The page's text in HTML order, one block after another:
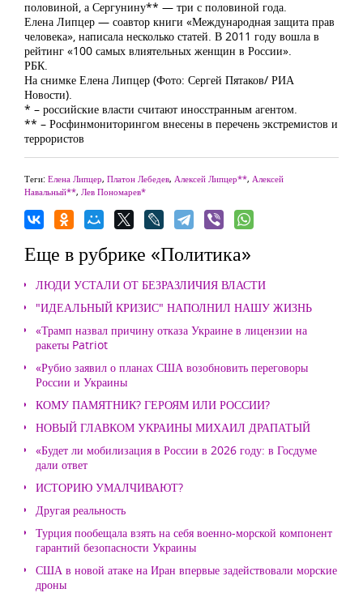
половиной, а Сергунину** — три с половиной года.
Елена Липцер — соавтор книги «Международная защита прав
человека», написала несколько статей. В 2011 году вошла в
рейтинг «100 самых влиятельных женщин в России».
РБК.
На снимке Елена Липцер (Фото: Сергей Пятаков/ РИА
Новости).
* – российские власти считают иносстранным агентом.
** – Росфинмониторингом внесены в перечень экстремистов и
террористов
Теги: Елена Липцер, Платон Лебедев, Алексей Липцер**, Алексей
Навальный**, Лев Пономарев*
Еще в рубрике «Политика»
ЛЮДИ УСТАЛИ ОТ БЕЗРАЗЛИЧИЯ ВЛАСТИ
"ИДЕАЛЬНЫЙ КРИЗИС" НАПОЛНИЛ НАШУ ЖИЗНЬ
«Трамп назвал причину отказа Украине в лицензии на
ракеты Patriot
«Рубио заявил о планах США возобновить переговоры
России и Украины
КОМУ ПАМЯТНИК? ГЕРОЯМ ИЛИ РОССИИ?
НОВЫЙ ГЛАВКОМ УКРАИНЫ МИХАИЛ ДРАПАТЫЙ
«Будет ли мобилизация в России в 2026 году: в Госдуме
дали ответ
ИСТОРИЮ УМАЛЧИВАЮТ?
Другая реальность
Турция пообещала взять на себя военно-морской компонент
гарантий безопасности Украины
США в новой атаке на Иран впервые задействовали морские
дроны